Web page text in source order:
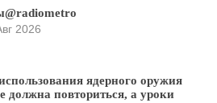
2026
ядерного оружия
должна повториться, а уроки